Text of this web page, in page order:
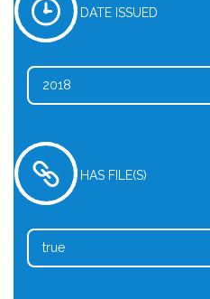
DATE ISSUED
2018
HAS FILE(S)
true